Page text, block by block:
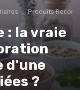
Produits
: la vraie
d'une
?